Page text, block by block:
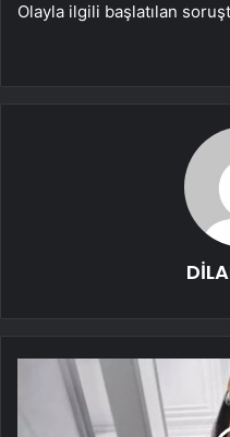
Olayla ilgili başlatılan